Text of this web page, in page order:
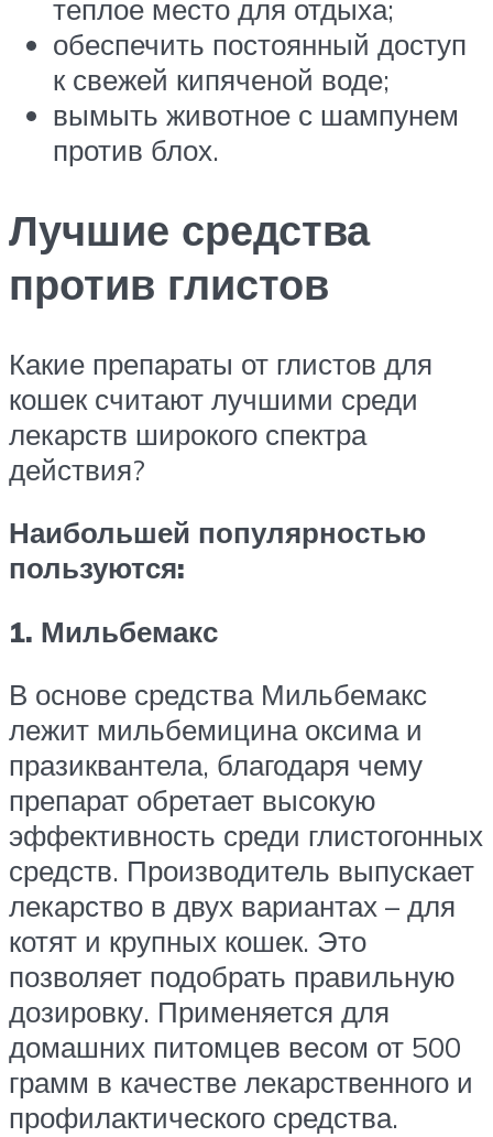
теплое место для отдыха;
обеспечить постоянный доступ
к свежей кипяченой воде;
вымыть животное с шампунем
против блох.
Лучшие средства
против глистов
Какие препараты от глистов для
кошек считают лучшими среди
лекарств широкого спектра
действия?
Наибольшей популярностью
пользуются:
1. Мильбемакс
В основе средства Мильбемакс
лежит мильбемицина оксима и
празиквантела, благодаря чему
препарат обретает высокую
эффективность среди глистогонных
средств. Производитель выпускает
лекарство в двух вариантах – для
котят и крупных кошек. Это
позволяет подобрать правильную
дозировку. Применяется для
домашних питомцев весом от 500
грамм в качестве лекарственного и
профилактического средства.